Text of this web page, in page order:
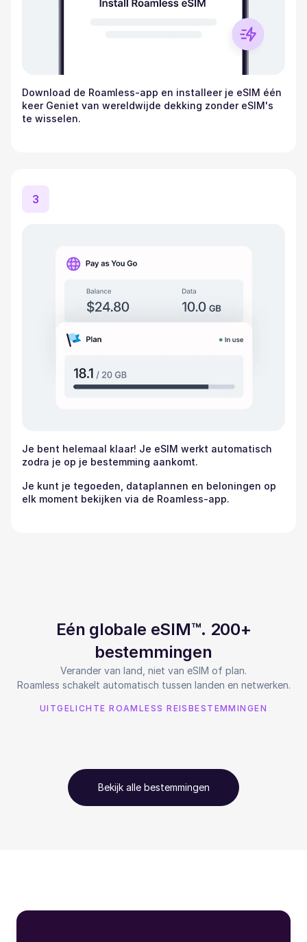
Download de Roamless-app en installeer je eSIM één
keer Geniet van wereldwijde dekking zonder eSIM's
te wisselen.
3
Je bent helemaal klaar! Je eSIM werkt automatisch
zodra je op je bestemming aankomt.
Je kunt je tegoeden, dataplannen en beloningen op
elk moment bekijken via de Roamless-app.
Eén globale eSIM™. 200+
bestemmingen
Verander van land, niet van eSIM of plan.
Roamless schakelt automatisch tussen landen en netwerken.
UITGELICHTE ROAMLESS REISBESTEMMINGEN
Bekijk alle bestemmingen